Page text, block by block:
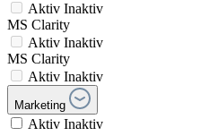
Aktiv Inaktiv
MS Clarity
Aktiv Inaktiv
MS Clarity
Aktiv Inaktiv
Marketing
Aktiv Inaktiv